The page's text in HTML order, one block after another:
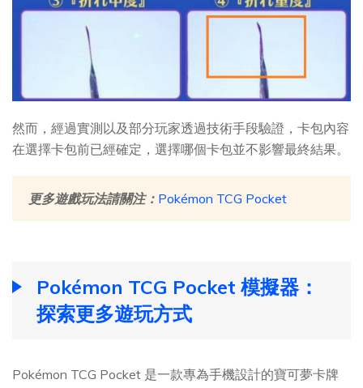
然而，經過實測以及部分玩家透過技術手段驗證，卡包內容
在選擇卡包前已經確定，選擇哪個卡包並不影響最終結果。
更多遊戲玩法請關注： Pokémon TCG Pocket
Pokémon TCG Pocket 模擬器：
探索更多遊玩方式
Pokémon TCG Pocket 是一款專為手機設計的寶可夢卡牌